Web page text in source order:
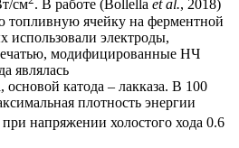
см . В работе (Bollella et al., 2018)
ячейку на ферментной
использовали электроды,
модифицированные НЧ
являлась
основой катода – лакказа. В 100
плотность энергии
при напряжении холостого хода 0.6